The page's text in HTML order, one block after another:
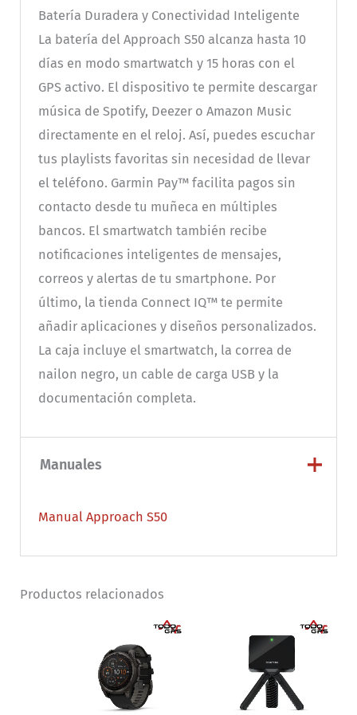
Batería Duradera y Conectividad Inteligente
La batería del Approach S50 alcanza hasta 10
días en modo smartwatch y 15 horas con el
GPS activo. El dispositivo te permite descargar
música de Spotify, Deezer o Amazon Music
directamente en el reloj. Así, puedes escuchar
tus playlists favoritas sin necesidad de llevar
el teléfono. Garmin Pay™ facilita pagos sin
contacto desde tu muñeca en múltiples
bancos. El smartwatch también recibe
notificaciones inteligentes de mensajes,
correos y alertas de tu smartphone. Por
último, la tienda Connect IQ™ te permite
añadir aplicaciones y diseños personalizados.
La caja incluye el smartwatch, la correa de
nailon negro, un cable de carga USB y la
documentación completa.
Manuales
Manual Approach S50
Productos relacionados